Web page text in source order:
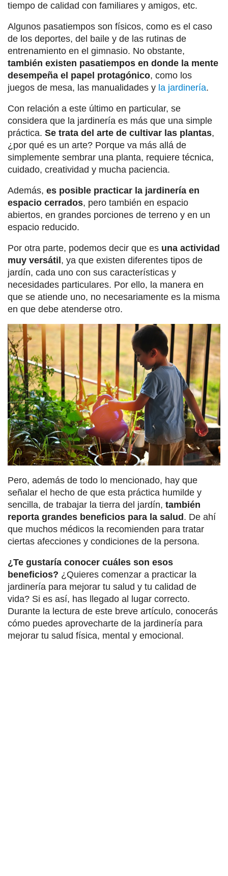
tiempo de calidad con familiares y amigos, etc.
Algunos pasatiempos son físicos, como es el caso
de los deportes, del baile y de las rutinas de
entrenamiento en el gimnasio. No obstante,
también existen pasatiempos en donde la mente
desempeña el papel protagónico, como los
juegos de mesa, las manualidades y la jardinería.
Con relación a este último en particular, se
considera que la jardinería es más que una simple
práctica. Se trata del arte de cultivar las plantas,
¿por qué es un arte? Porque va más allá de
simplemente sembrar una planta, requiere técnica,
cuidado, creatividad y mucha paciencia.
Además, es posible practicar la jardinería en
espacio cerrados, pero también en espacio
abiertos, en grandes porciones de terreno y en un
espacio reducido.
Por otra parte, podemos decir que es una actividad
muy versátil , ya que existen diferentes tipos de
jardín, cada uno con sus características y
necesidades particulares. Por ello, la manera en
que se atiende uno, no necesariamente es la misma
en que debe atenderse otro.
Pero, además de todo lo mencionado, hay que
señalar el hecho de que esta práctica humilde y
sencilla, de trabajar la tierra del jardín, también
reporta grandes beneficios para la salud. De ahí
que muchos médicos la recomienden para tratar
ciertas afecciones y condiciones de la persona.
¿Te gustaría conocer cuáles son esos
beneficios? ¿Quieres comenzar a practicar la
jardinería para mejorar tu salud y tu calidad de
vida? Si es así, has llegado al lugar correcto.
Durante la lectura de este breve artículo, conocerás
cómo puedes aprovecharte de la jardinería para
mejorar tu salud física, mental y emocional.